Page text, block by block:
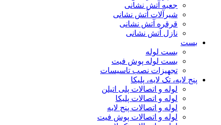
جعبه آتش نشانی
شیرآلات آتش نشانی
قرقره آتش نشانی
نازل آتش نشانی
بست
بست لوله
بست لوله پوش فیت
تجهیزات نصب تاسیسات
پنج لایه، تک لایه، پلیکا
لوله و اتصالات پلی اتیلن
لوله و اتصالات پلیکا
لوله و اتصالات پنج لایه
لوله و اتصالات پوش فیت